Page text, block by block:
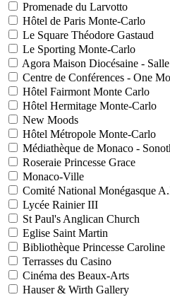
Promenade du Larvotto
Hôtel de Paris Monte-Carlo
Le Square Théodore Gastaud
Le Sporting Monte-Carlo
Agora Maison Diocésaine -
Centre de Conférences - One
Hôtel Fairmont Monte Carlo
Hôtel Hermitage Monte-Carlo
New Moods
Hôtel Métropole Monte-Carlo
Médiathèque de Monaco -
Roseraie Princesse Grace
Monaco-Ville
Comité National Monégasque
Lycée Rainier III
St Paul's Anglican Church
Eglise Saint Martin
Bibliothèque Princesse Caroline
Terrasses du Casino
Cinéma des Beaux-Arts
Hauser & Wirth Gallery